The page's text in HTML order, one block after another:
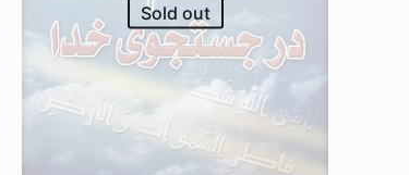
Sold out